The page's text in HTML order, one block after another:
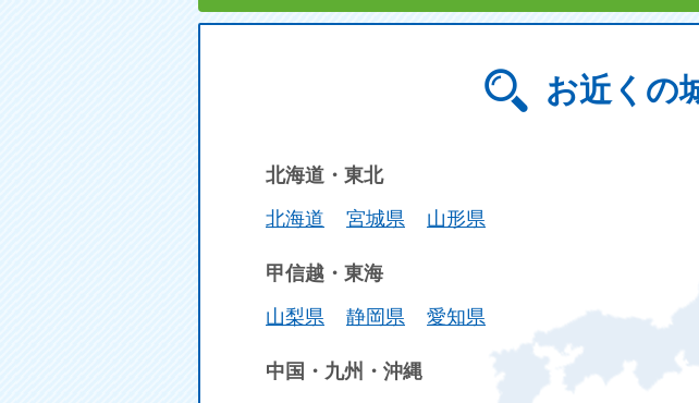
お近くの
北海道・東北
北海道
宮城県 山形県
甲信越・東海
山梨県
静岡県 愛知県
中国・九州・沖縄